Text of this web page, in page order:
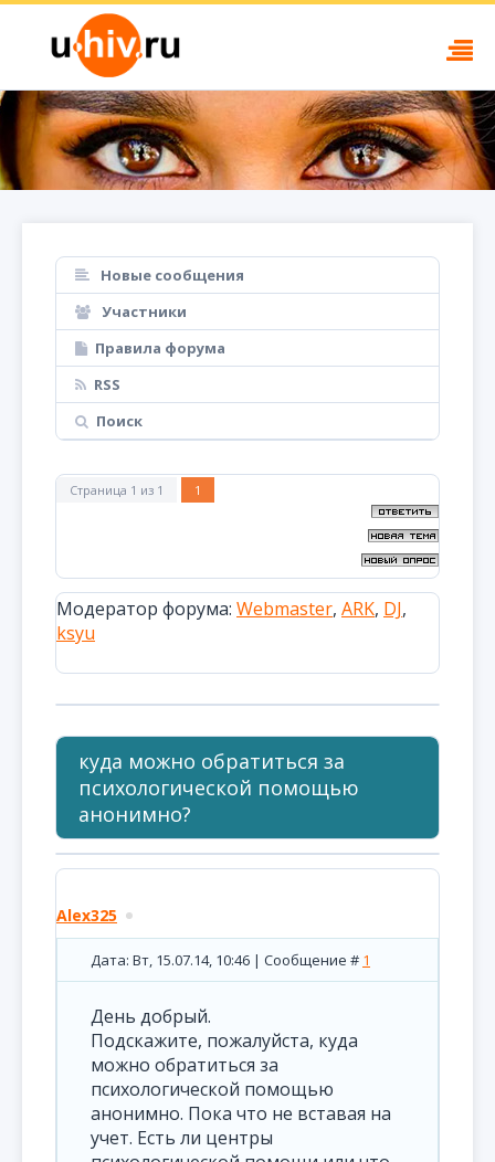
Новые сообщения
Участники
Правила форума
RSS
Поиск
Страница 1 из 1 1
Модератор форума: Webmaster, ARK, DJ,
ksyu
куда можно обратиться за
психологической помощью
анонимно?
Alex325
Дата: Вт, 15.07.14, 10:46 | Сообщение # 1
День добрый.
Подскажите, пожалуйста, куда
можно обратиться за
психологической помощью
анонимно. Пока что не вставая на
учет. Есть ли центры